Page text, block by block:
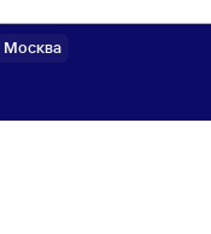
Москва